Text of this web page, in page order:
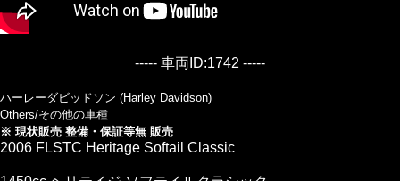
----- 車両ID:1742 -----
ハーレーダビッドソン (Harley Davidson)
Others/その他の車種
※ 現状販売 整備・保証等無 販売
2006 FLSTC Heritage Softail Classic